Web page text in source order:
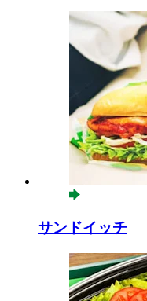
サンドイッチ